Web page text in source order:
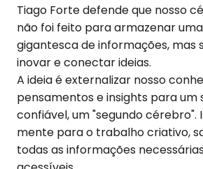
Tiago Forte defende que nosso
não foi feito para armazenar
gigantesca de informações, mas
inovar e conectar ideias.
A ideia é externalizar nosso
pensamentos e insights para um
confiável, um "segundo cérebro".
mente para o trabalho criativo,
todas as informações